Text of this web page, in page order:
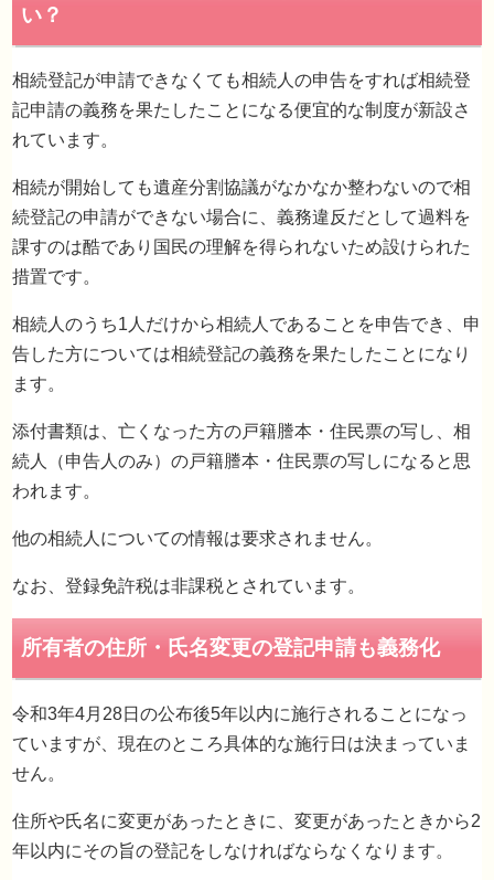
申請義務に違反すると罰則はあるの？
期限内に登記ができないときはどうすればい
い？
相続登記が申請できなくても相続人の申告をすれば相続登
記申請の義務を果たしたことになる便宜的な制度が新設さ
れています。
相続が開始しても遺産分割協議がなかなか整わないので相
続登記の申請ができない場合に、義務違反だとして過料を
課すのは酷であり国民の理解を得られないため設けられた
措置です。
相続人のうち1人だけから相続人であることを申告でき、申
告した方については相続登記の義務を果たしたことになり
ます。
添付書類は、亡くなった方の戸籍謄本・住民票の写し、相
続人（申告人のみ）の戸籍謄本・住民票の写しになると思
われます。
他の相続人についての情報は要求されません。
なお、登録免許税は非課税とされています。
令和3年4月28日の公布後5年以内に施行されることになっ
ていますが、現在のところ具体的な施行日は決まっていま
せん。
住所や氏名に変更があったときに、変更があったときから2
年以内にその旨の登記をしなければならなくなります。